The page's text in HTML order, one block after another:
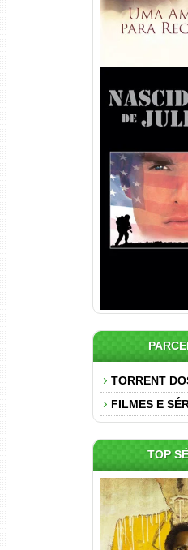
Nascido em
Torrent (1989)
Dual
TORRENT
FILMES E
TOP